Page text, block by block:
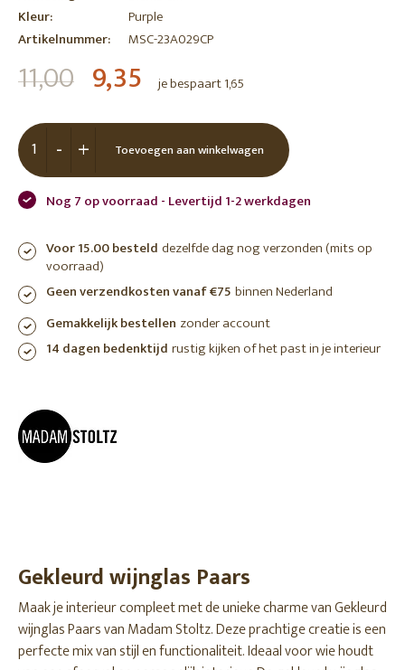
Kleur:
Purple
Artikelnummer:
MSC-23A029CP
11,00 9,35 je bespaart 1,65
+
- Toevoegen aan winkelwagen
Nog 7 op voorraad - Levertijd 1-2 werkdagen
Voor 15.00 besteld dezelfde dag nog verzonden (mits op
voorraad)
Geen verzendkosten vanaf €75 binnen Nederland
Gemakkelijk bestellen zonder account
14 dagen bedenktijd rustig kijken of het past in je interieur
Gekleurd wijnglas Paars
Maak je interieur compleet met de unieke charme van Gekleurd
wijnglas Paars van Madam Stoltz. Deze prachtige creatie is een
perfecte mix van stijl en functionaliteit. Ideaal voor wie houdt